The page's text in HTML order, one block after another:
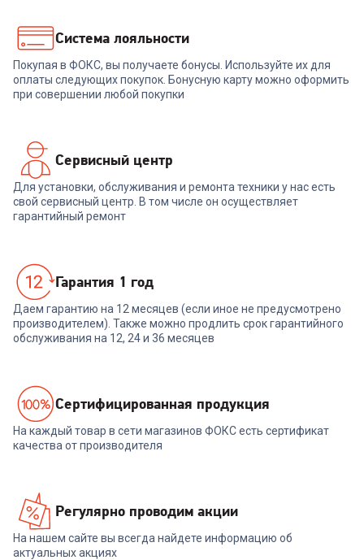
23 079₽
В корзину В корзину
Система лояльности
Покупая в ФОКС, вы получаете бонусы. Используйте их для
оплаты следующих покупок. Бонусную карту можно оформить
при совершении любой покупки
Сервисный центр
Для установки, обслуживания и ремонта техники у нас есть
свой сервисный центр. В том числе он осуществляет
гарантийный ремонт
Гарантия 1 год
Даем гарантию на 12 месяцев (если иное не предусмотрено
производителем). Также можно продлить срок гарантийного
обслуживания на 12, 24 и 36 месяцев
Cертифицированная продукция
На каждый товар в сети магазинов ФОКС есть сертификат
качества от производителя
Регулярно проводим акции
На нашем сайте вы всегда найдете информацию об
актуальных акциях